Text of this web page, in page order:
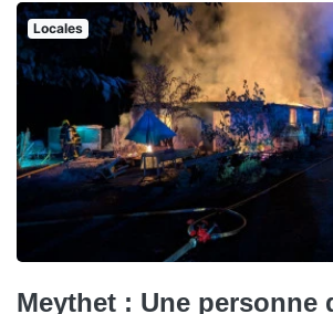
Locales
Meythet : Une personne